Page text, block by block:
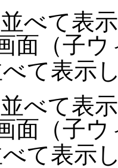
べて表
面（子
て表示
べて表
面（子
て表示